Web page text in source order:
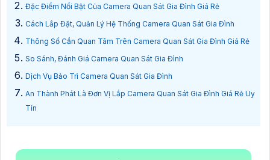
Đặc Điểm Nổi Bật Của Camera Quan Sát Gia Đình Giá Rẻ
Cách Lắp Đặt, Quản Lý Hệ Thống Camera Quan Sát Gia Đình
Thông Số Cần Quan Tâm Trên Camera Quan Sát Gia Đình Giá Rẻ
So Sánh, Đánh Giá Camera Quan Sát Gia Đình
Dịch Vụ Bảo Trì Camera Quan Sát Gia Đình
An Thành Phát Là Đơn Vị Lắp Camera Quan Sát Gia Đình Giá Rẻ Uy
Tín